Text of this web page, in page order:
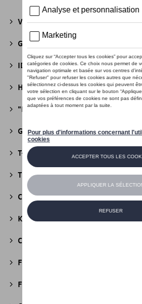
Volkswagen Collection(30)
GTI Collection
ID Collection(22)
Héritage Collection(13)
"R" Collection(19)
Golf Collection(24)
T-Roc Collection(18)
Tiguan Collection(5)
California Collection(18)
Kids Collection
Cobi
Fire & Ice Collection
Football Collection